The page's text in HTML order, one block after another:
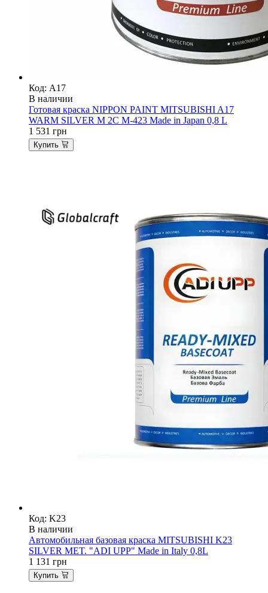
Код: A17
В наличии
Готовая краска NIPPON PAINT MITSUBISHI A17
WARM SILVER M 2C M-423 Made in Japan 0,8 L
1 531 грн
Купить
Код: K23
В наличии
Автомобильная базовая краска MITSUBISHI K23
SILVER MET. "ADI UPP" Made in Italy 0,8L
1 131 грн
Купить